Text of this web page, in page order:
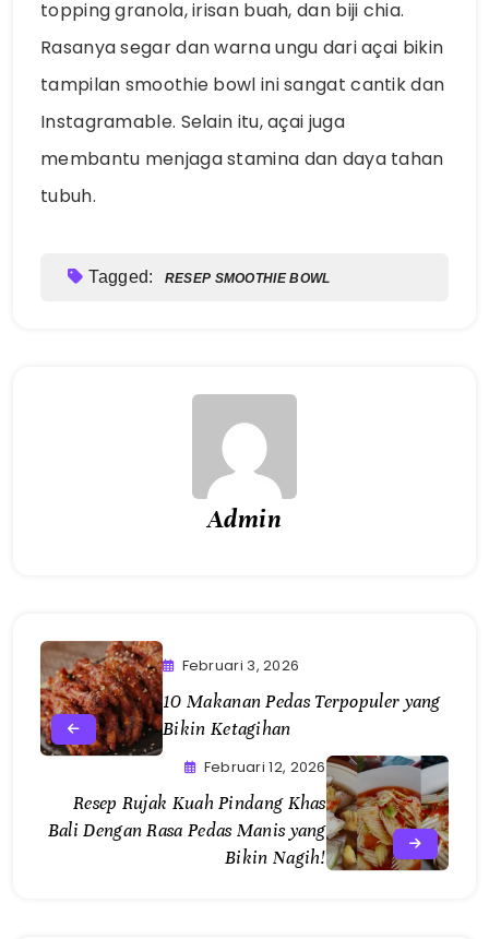
topping granola, irisan buah, dan biji chia.
Rasanya segar dan warna ungu dari açai bikin
tampilan smoothie bowl ini sangat cantik dan
Instagramable. Selain itu, açai juga
membantu menjaga stamina dan daya tahan
tubuh.
Tagged: RESEP SMOOTHIE BOWL
Admin
Februari 3, 2026
10 Makanan Pedas Terpopuler yang
Bikin Ketagihan
Februari 12, 2026
Resep Rujak Kuah Pindang Khas
Bali Dengan Rasa Pedas Manis yang
Bikin Nagih!